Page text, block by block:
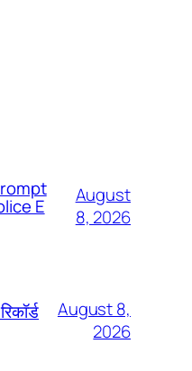
E
August
8, 2026
August 8,
2026